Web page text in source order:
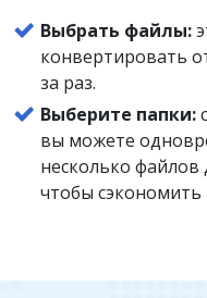
Выбрать файлы:
конвертировать
за раз.
Выберите папки:
вы можете
несколько
чтобы сэкономить